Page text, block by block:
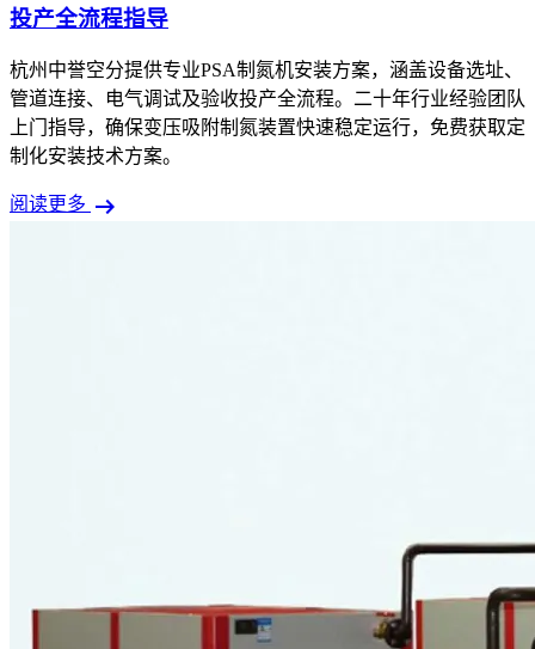
投产全流程指导
杭州中誉空分提供专业PSA制氮机安装方案，涵盖设备选址、
管道连接、电气调试及验收投产全流程。二十年行业经验团队
上门指导，确保变压吸附制氮装置快速稳定运行，免费获取定
制化安装技术方案。
阅读更多 arrow_right_alt